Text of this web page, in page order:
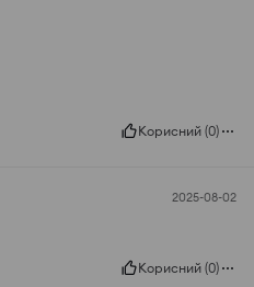
Корисний (0)
2025-08-02
Корисний (0)